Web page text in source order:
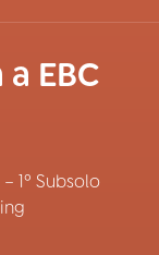
EBC
1º Subsolo